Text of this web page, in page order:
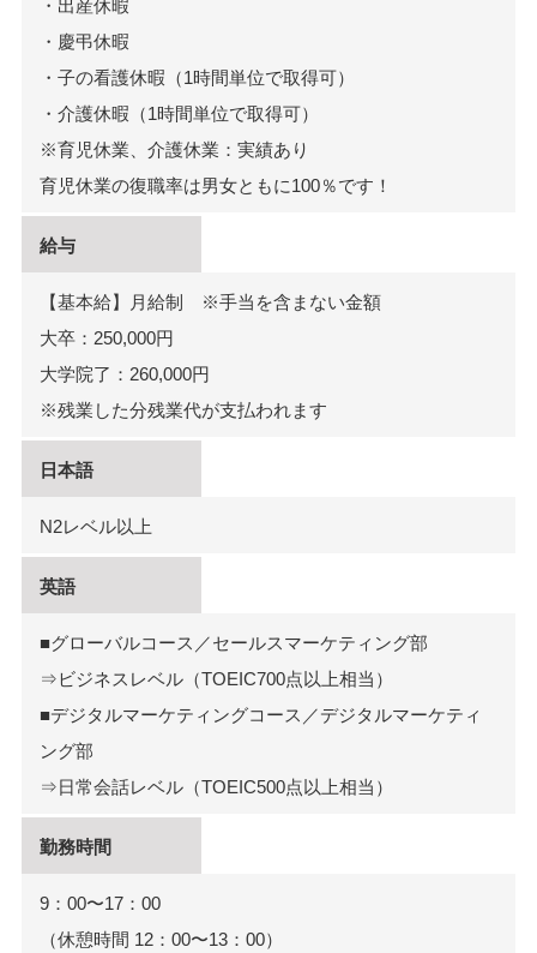
・出産休暇
・慶弔休暇
・子の看護休暇（1時間単位で取得可）
・介護休暇（1時間単位で取得可）
※育児休業、介護休業：実績あり
育児休業の復職率は男女ともに100％です！
給与
【基本給】月給制 ※手当を含まない金額
大卒：250,000円
大学院了：260,000円
※残業した分残業代が支払われます
日本語
N2レベル以上
英語
■グローバルコース／セールスマーケティング部
⇒ビジネスレベル（TOEIC700点以上相当）
■デジタルマーケティングコース／デジタルマーケティ
ング部
⇒日常会話レベル（TOEIC500点以上相当）
勤務時間
9：00〜17：00
（休憩時間 12：00〜13：00）